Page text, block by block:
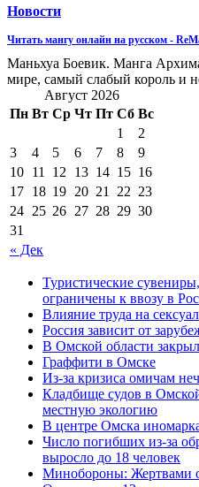
Новости
Читать мангу онлайн на русском -
Маньхуа Боевик. Манга
мире, самый слабый король и
Август 2026
Пн Вт Ср Чт Пт Сб Вс
« Дек
1
2
3
4 5 6 7 8
9
10 11 12 13 14 15 16
17 18 19 20 21 22 23
24 25 26 27 28 29 30
31
Туристические
ограничены к ввозу в
Влияние труда на
Россия зависит от
В Омской области
Граффити в Омске
Из-за кризиса омичам
Кладбище судов в
местную экологию
В центре Омска
Число погибших из-за
выросло до 18 человек
Минобороны: Жертвами